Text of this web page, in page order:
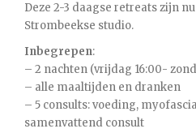
Deze 2-3 daagse retreats zijn
Strombeekse studio.
Inbegrepen:
– 2 nachten (vrijdag 16:00-
– alle maaltijden en dranken
– 5 consults: voeding,
samenvattend consult